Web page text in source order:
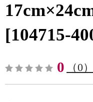
[104715-
0 （0）